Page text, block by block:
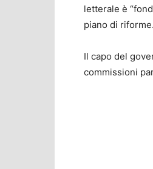
letterale è
piano di riforme.
Il capo del
commissioni